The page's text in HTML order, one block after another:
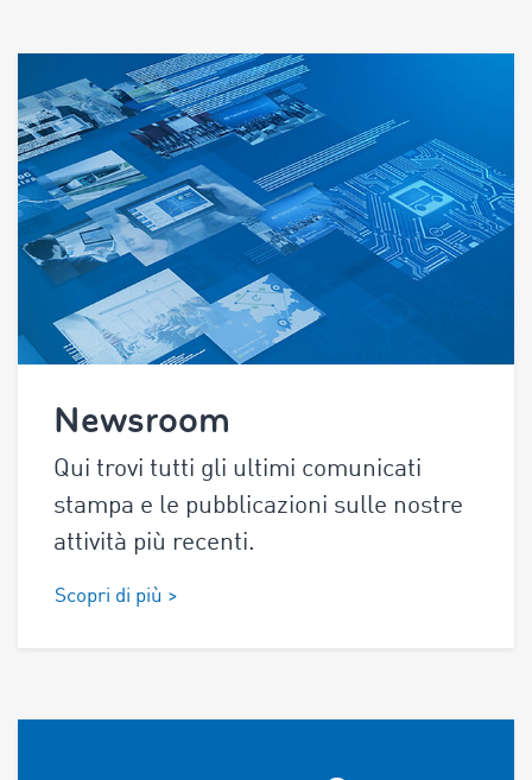
Newsroom
Qui trovi tutti gli ultimi comunicati
stampa e le pubblicazioni sulle nostre
attività più recenti.
Scopri di più >